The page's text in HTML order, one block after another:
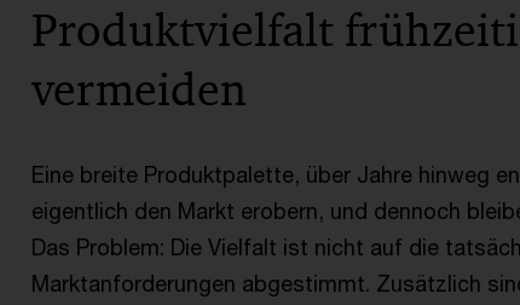
Produktvielfalt
vermeiden
Eine breite Produktpalette, über Jahre hinweg
eigentlich den Markt erobern, und dennoch
Das Problem: Die Vielfalt ist nicht auf die
Marktanforderungen abgestimmt. Zusätzlich